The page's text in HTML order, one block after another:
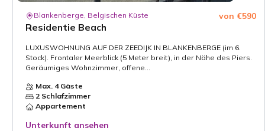
Blankenberge, Belgischen Küste
Residentie Beach
von €590
LUXUSWOHNUNG AUF DER ZEEDIJK IN BLANKENBERGE (im 6.
Stock). Frontaler Meerblick (5 Meter breit), in der Nähe des Piers.
Geräumiges Wohnzimmer, offene...
Max. 4 Gäste
2 Schlafzimmer
Appartement
Unterkunft ansehen